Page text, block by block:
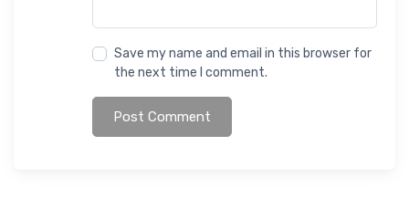
Save my name and email in this browser for
the next time I comment.
Post Comment